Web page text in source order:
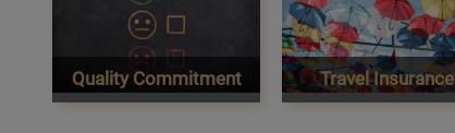
Quality Commitment Travel Insurance